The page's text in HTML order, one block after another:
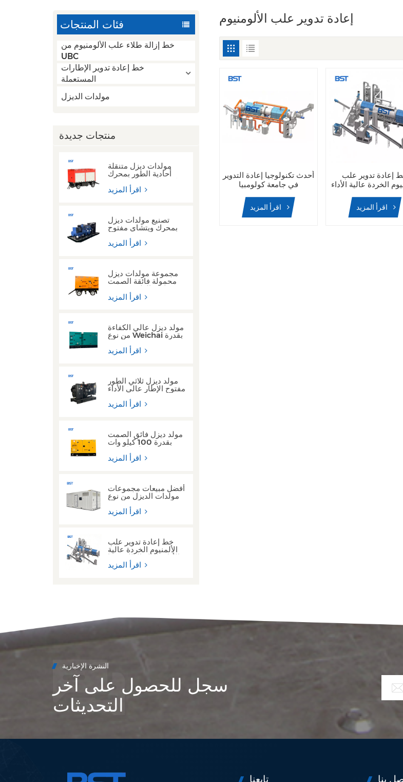
فئات المنتجات
خط إزالة طلاء علب الألومنيوم من
UBC
خط إعادة تدوير الإطارات
المستعملة
مولدات الديزل
منتجات جديدة
مولدات ديزل متنقلة
أحادية الطور بمحرك
Cummins Weichai
بقدرة 50 كيلوواط و80
كيلوواط وات تيار متردد
تصنيع مولدات ديزل
بمحرك ويتشاي مفتوح
الإطار بقوة 300 كيلو
وات لعمليات اللحام
مجموعة مولدات ديزل
محمولة فائقة الصمت
ثلاثية الطور من نوع
مقطورة متنقلة بقدرة
200 كيلو وات و300
مولد ديزل عالي الكفاءة
من نوع Weichai بقدرة
150 كيلو فولت أمبير
و200 كيلو فولت أمبير
للاستخدام الصناعي
مولد ديزل ثلاثي الطور
مفتوح الإطار عالي الأداء
مع محرك يوشاي
مولد ديزل فائق الصمت
بقدرة 100 كيلو وات
و200 كيلو وات من
Cummins Yuchai
للاستخدام التجاري
أفضل مبيعات مجموعات
مولدات الديزل من نوع
الحاوية 300 كيلو وات
350 كيلو فولت أمبير
بتصميم مقاوم للماء
خط إعادة تدوير علب
الألمنيوم الخردة عالية
الأداء وإزالة الطلاء منها
إعادة تدوير علب الألومنيوم
أحدث تكنولوجيا إعادة التدوير
في جامعة كولومبيا
لإعادة تدوير الخردة المعدنية
اقرأ المزيد
إعادة تدوير علب
الخردة عالية الأداء
اقرأ المزيد
النشرة الإخبارية
سجل للحصول على آخر
التحديثات
تابعنا بنا